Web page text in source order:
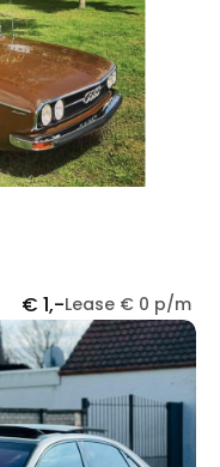
Openingstijden
82
€ 1,-Lease € 0 p/m